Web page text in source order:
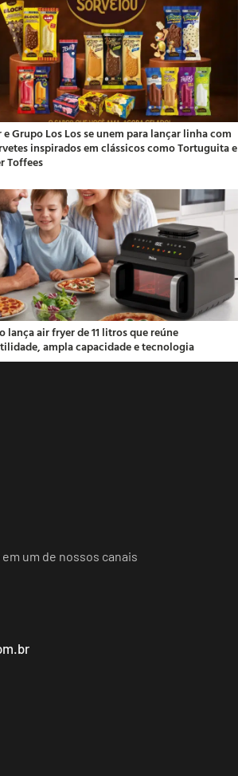
e Grupo Los Los se unem para lançar linha com
inspirados em clássicos como Tortuguita e
Toffees
lança air fryer de 11 litros que reúne
ampla capacidade e tecnologia
um de nossos canais